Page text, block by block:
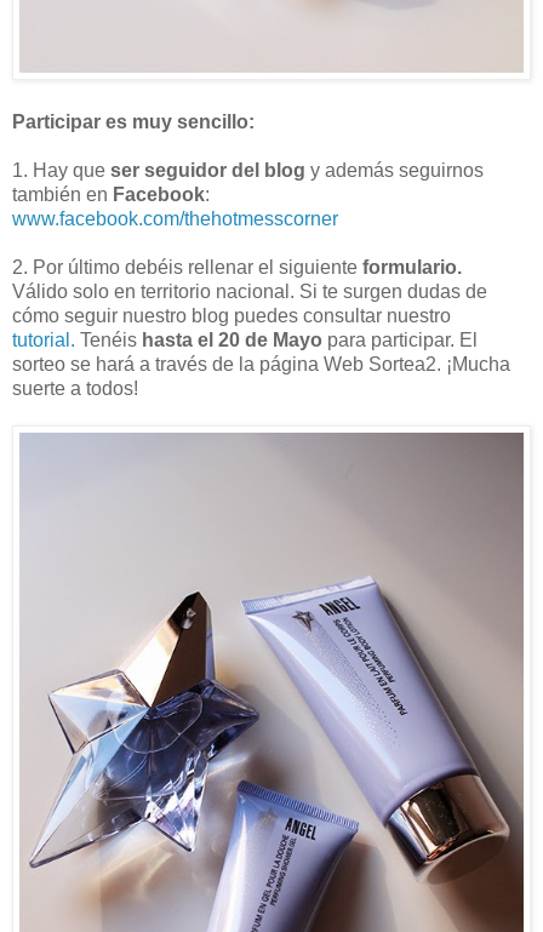
Participar es muy sencillo:
1. Hay que ser seguidor del blog y además seguirnos
también en Facebook:
www.facebook.com/thehotmesscorner
2. Por último debéis rellenar el siguiente formulario.
Válido solo en territorio nacional. Si te surgen dudas de
cómo seguir nuestro blog puedes consultar nuestro
tutorial. Tenéis hasta el 20 de Mayo para participar. El
sorteo se hará a través de la página Web Sortea2. ¡Mucha
suerte a todos!